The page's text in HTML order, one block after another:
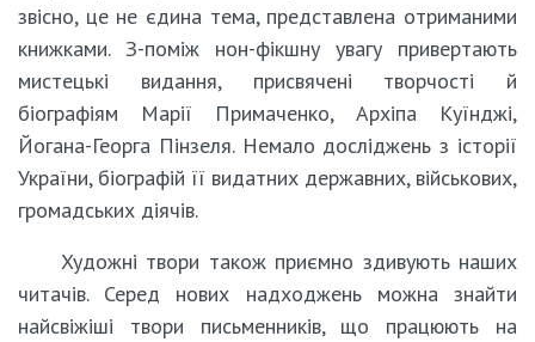
звісно, це не єдина тема, представлена отриманими
книжками. З-поміж нон-фікшну увагу привертають
мистецькі видання, присвячені творчості й
біографіям Марії Примаченко, Архіпа Куїнджі,
Йогана-Георга Пінзеля. Немало досліджень з історії
України, біографій її видатних державних, військових,
громадських діячів.
Художні твори також приємно здивують наших
читачів. Серед нових надходжень можна знайти
найсвіжіші твори письменників, що працюють на